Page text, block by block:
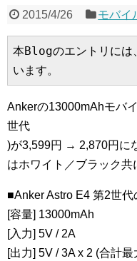
2015/4/26 モバイ
本Blogのエントリには
います。
Ankerの13000mAhモバ
世代
)が3,599円 → 2,870円に
はホワイト／ブラック共
■Anker Astro E4 第2世代
[容量] 13000mAh
[入力] 5V / 2A
[出力] 5V / 3A x 2 (合計最